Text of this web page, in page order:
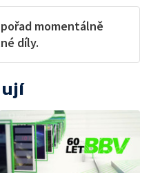
momentálně
díly.